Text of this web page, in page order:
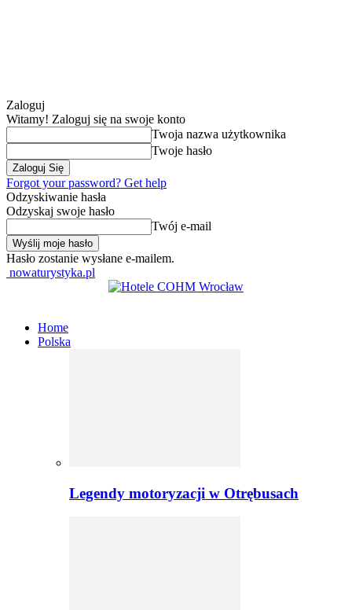
Zaloguj
Witamy! Zaloguj się na swoje konto
Twoja nazwa użytkownika
Twoje hasło
Forgot your password? Get help
Odzyskiwanie hasła
Odzyskaj swoje hasło
Twój e-mail
Hasło zostanie wysłane e-mailem.
nowaturystyka.pl
Home
Polska
Legendy motoryzacji w Otrębusach